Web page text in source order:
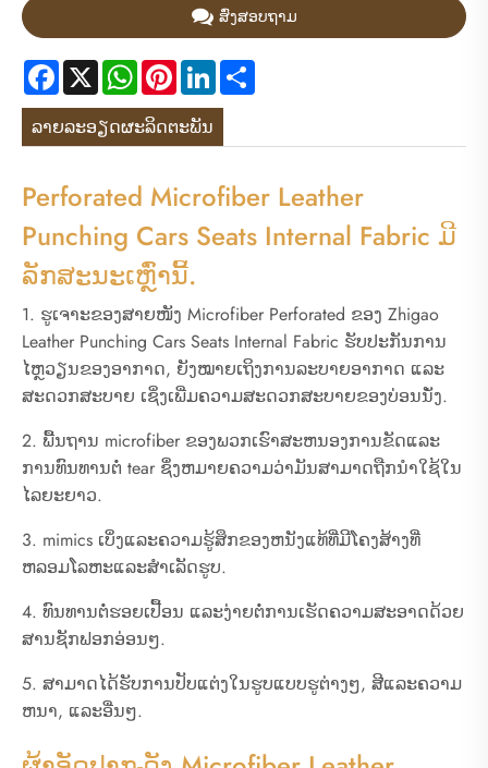
ສົ່ງສອບຖາມ
Facebook
X WhatsApp
PinterestLinkedIn
ລາຍ​ລະ​ອຽດ​ຜະ​ລິດ​ຕະ​ພັນ
Perforated Microfiber Leather
Punching Cars Seats Internal Fabric ມີ
ລັກສະນະເຫຼົ່ານີ້.
1. ຮູເຈາະຂອງສາຍໜັງ Microfiber Perforated ຂອງ Zhigao
Leather Punching Cars Seats Internal Fabric ຮັບປະກັນການ
ໄຫຼວຽນຂອງອາກາດ, ຍັງໝາຍເຖິງການລະບາຍອາກາດ ແລະ
ສະດວກສະບາຍ ເຊິ່ງເພີ່ມຄວາມສະດວກສະບາຍຂອງບ່ອນນັ່ງ.
2. ພື້ນຖານ microfiber ຂອງພວກເຮົາສະຫນອງການຂັດແລະ
ການທົນທານຕໍ່ tear ຊຶ່ງຫມາຍຄວາມວ່າມັນສາມາດຖືກນໍາໃຊ້ໃນ
ໄລຍະຍາວ.
3. mimics ເບິ່ງແລະຄວາມຮູ້ສຶກຂອງຫນັງແທ້ທີ່ມີໂຄງສ້າງທີ່
ຫລອມໂລຫະແລະສໍາເລັດຮູບ.
4. ທົນທານຕໍ່ຮອຍເປື້ອນ ແລະງ່າຍຕໍ່ການເຮັດຄວາມສະອາດດ້ວຍ
ສານຊັກຟອກອ່ອນໆ.
5. ສາມາດໄດ້ຮັບການປັບແຕ່ງໃນຮູບແບບຮູຕ່າງໆ, ສີແລະຄວາມ
ຫນາ, ແລະອື່ນໆ.